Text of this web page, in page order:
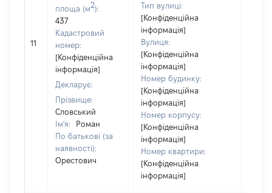
11
площа (м2):
437
Кадастровий
номер:
[Конфіденційна
інформація]
Декларує:
Прізвище:
Словський
Ім'я:
Роман
По батькові (за
наявності):
Орестович
Тип вулиці:
[Конфіденційна
інформація]
Вулиця:
[Конфіденційна
інформація]
Номер будинку:
[Конфіденційна
інформація]
Номер корпусу:
[Конфіденційна
інформація]
Номер квартири:
[Конфіденційна
інформація]